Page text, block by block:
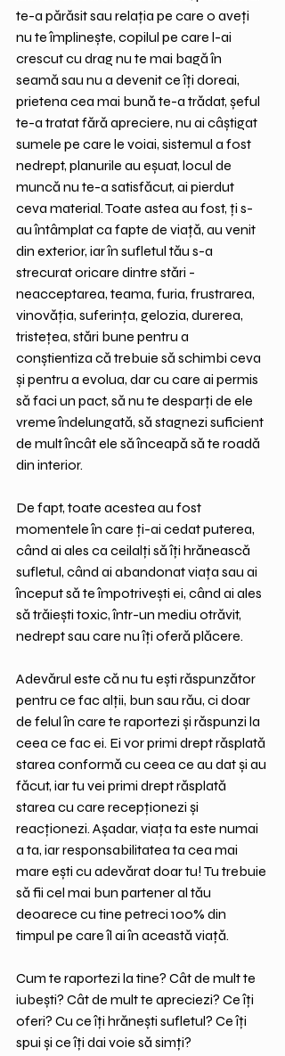
te-a părăsit sau relația pe care o aveți
nu te împlinește, copilul pe care l-ai
crescut cu drag nu te mai bagă în
seamă sau nu a devenit ce îți doreai,
prietena cea mai bună te-a trădat, șeful
te-a tratat fără apreciere, nu ai câștigat
sumele pe care le voiai, sistemul a fost
nedrept, planurile au eșuat, locul de
muncă nu te-a satisfăcut, ai pierdut
ceva material. Toate astea au fost, ți s-
au întâmplat ca fapte de viață, au venit
din exterior, iar în sufletul tău s-a
strecurat oricare dintre stări -
neacceptarea, teama, furia, frustrarea,
vinovăția, suferința, gelozia, durerea,
tristețea, stări bune pentru a
conștientiza că trebuie să schimbi ceva
și pentru a evolua, dar cu care ai permis
să faci un pact, să nu te desparți de ele
vreme îndelungată, să stagnezi suficient
de mult încât ele să înceapă să te roadă
din interior.
De fapt, toate acestea au fost
momentele în care ți-ai cedat puterea,
când ai ales ca ceilalți să îți hrănească
sufletul, când ai abandonat viața sau ai
început să te împotrivești ei, când ai ales
să trăiești toxic, într-un mediu otrăvit,
nedrept sau care nu îți oferă plăcere.
Adevărul este că nu tu ești răspunzător
pentru ce fac alții, bun sau rău, ci doar
de felul în care te raportezi și răspunzi la
ceea ce fac ei. Ei vor primi drept răsplată
starea conformă cu ceea ce au dat și au
făcut, iar tu vei primi drept răsplată
starea cu care recepționezi și
reacționezi. Așadar, viața ta este numai
a ta, iar responsabilitatea ta cea mai
mare ești cu adevărat doar tu! Tu trebuie
să fii cel mai bun partener al tău
deoarece cu tine petreci 100% din
timpul pe care îl ai în această viață.
Cum te raportezi la tine? Cât de mult te
iubești? Cât de mult te apreciezi? Ce îți
oferi? Cu ce îți hrănești sufletul? Ce îți
spui și ce îți dai voie să simți?